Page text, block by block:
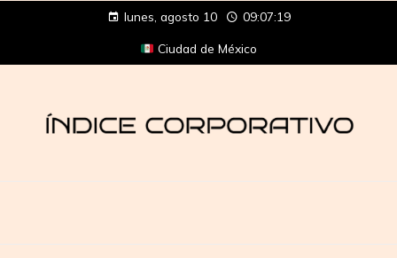
lunes, agosto 10 09:07:19
Ciudad de México